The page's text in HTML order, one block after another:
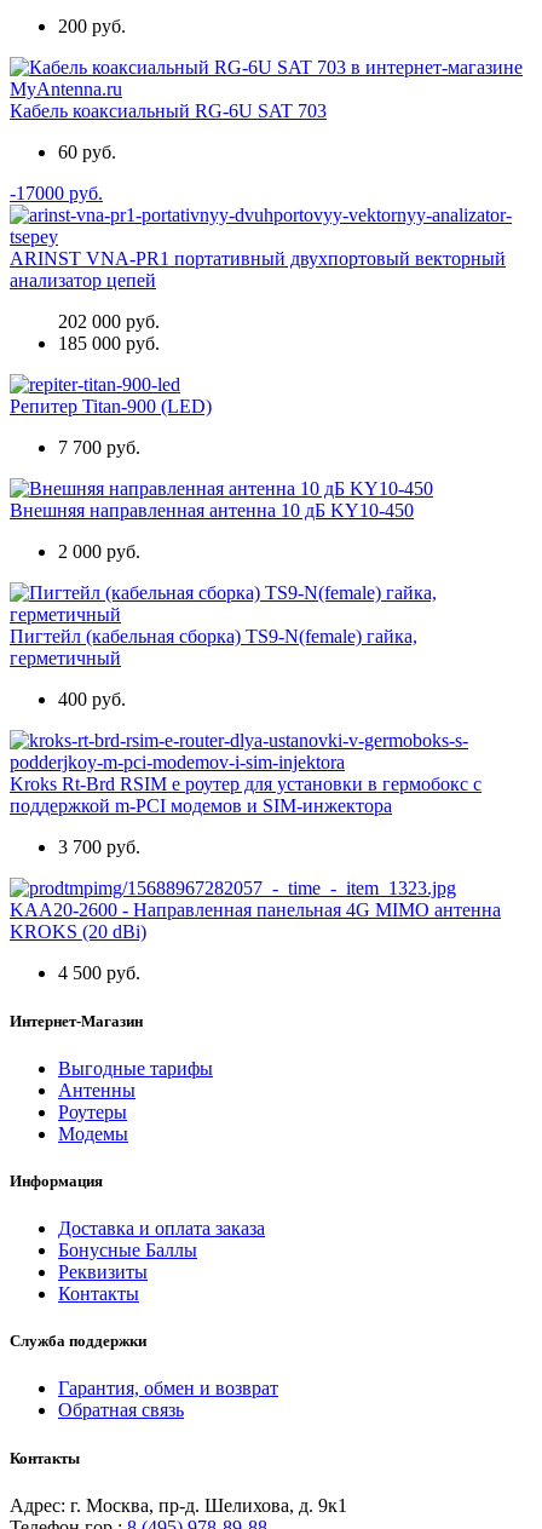
200 руб.
Кабель коаксиальный RG-6U SAT 703
60 руб.
-17000 руб.
ARINST VNA-PR1 портативный двухпортовый векторный
анализатор цепей
202 000 руб.
185 000 руб.
Репитер Titan-900 (LED)
7 700 руб.
Внешняя направленная антенна 10 дБ KY10-450
2 000 руб.
Пигтейл (кабельная сборка) TS9-N(female) гайка,
герметичный
400 руб.
Kroks Rt-Brd RSIM e роутер для установки в гермобокс с
поддержкой m-PCI модемов и SIM-инжектора
3 700 руб.
KAA20-2600 - Направленная панельная 4G MIMO антенна
KROKS (20 dBi)
4 500 руб.
Интернет-Магазин
Выгодные тарифы
Антенны
Роутеры
Модемы
Информация
Доставка и оплата заказа
Бонусные Баллы
Реквизиты
Контакты
Служба поддержки
Гарантия, обмен и возврат
Обратная связь
Контакты
Адрес: г. Москва, пр-д. Шелихова, д. 9к1